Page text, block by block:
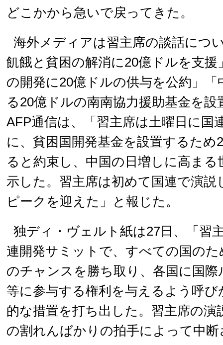
どこかから急いで戻ってきた。
海外メディアは習主席の談話につ
飢餓と貧困の解消に20億ドルを支援
の開発に20億ドルの供与を公約」「
る20億ドルの南南協力援助基金を
AFP通信は、「習主席は土曜日に国
に、貧困国開発基金を設置するため
ると約束し、中国の日増しに高まる
示した。習主席は初めて国連で演説
ピークを迎えた」と報じた。
独ディ・ヴェルト紙は27日、「習
連開発サミットで、すべての国のた
のチャンスを勝ち取り、各国に国際
等に参与する権利を与えるよう呼び
的な措置を打ち出した。習主席の演
の割れんばかりの拍手によって中